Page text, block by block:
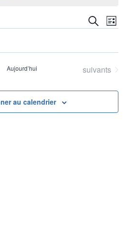
Recherche
Liste
Aujourd’hui Évènements
suivants
au calendrier